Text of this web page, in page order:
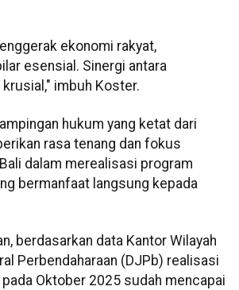
ekonomi rakyat,
esensial. Sinergi antara
imbuh Koster.
hukum yang ketat dari
rasa tenang dan fokus
dalam merealisasi program
bermanfaat langsung kepada
berdasarkan data Kantor Wilayah
Perbendaharaan (DJPb) realisasi
Oktober 2025 sudah mencapai